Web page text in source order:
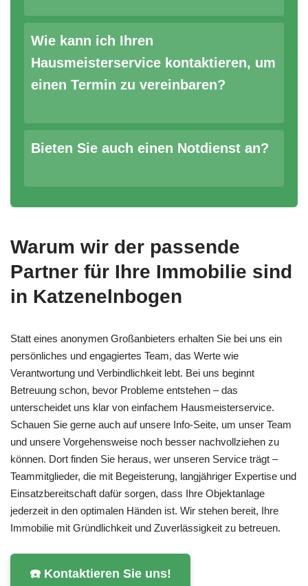
Wie kann ich Ihren
Hausmeisterservice kontaktieren, um
einen Termin zu vereinbaren?
Bieten Sie auch einen Notdienst an?
Warum wir der passende
Partner für Ihre Immobilie sind
in Katzenelnbogen
Statt eines anonymen Großanbieters erhalten Sie bei uns ein
persönliches und engagiertes Team, das Werte wie
Verantwortung und Verbindlichkeit lebt. Bei uns beginnt
Betreuung schon, bevor Probleme entstehen – das
unterscheidet uns klar von einfachem Hausmeisterservice.
Schauen Sie gerne auch auf unsere Info-Seite, um unser Team
und unsere Vorgehensweise noch besser nachvollziehen zu
können. Dort finden Sie heraus, wer unseren Service trägt –
Teammitglieder, die mit Begeisterung, langjähriger Expertise und
Einsatzbereitschaft dafür sorgen, dass Ihre Objektanlage
jederzeit in den optimalen Händen ist. Wir stehen bereit, Ihre
Immobilie mit Gründlichkeit und Zuverlässigkeit zu betreuen.
☎️ Kontaktieren Sie uns!